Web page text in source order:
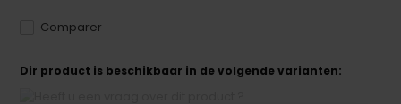
Comparer
Dir product is beschikbaar in de volgende varianten: